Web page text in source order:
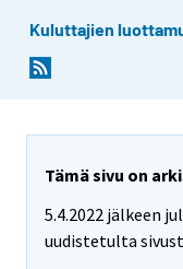
Kuluttajien
Tämä sivu on
5.4.2022 jälkeen
uudistetulta